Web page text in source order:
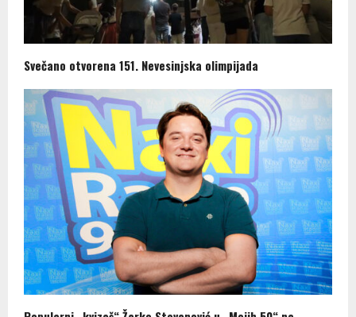
Svečano otvorena 151. Nevesinjska olimpijada